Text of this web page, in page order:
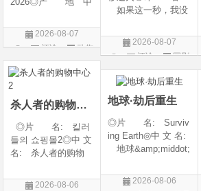
剧情 / 动作 / 战争◎
上映日期 2026-08-
链接 https://movie.
douban.com/s
2026-08-07
评论
动作
片
如果这一秒，我没
年 代: 2026◎
产 地: 中国大
情 / 爱情◎语 言:
汉语普通话◎上映
2026-08-07
评论
国剧
杀人者的购物中心2
◎片 名: 킬러
들의 쇼핑몰2◎中 文
名: 杀人者的购物
A Shop for Killers S
2026-08-06
地球·劫后重生
◎片 名: Surviv
ing Earth◎中 文 名:
地球&amp;middot;
名: 幸存地球◎
年 代: 2026◎
2026-08-06